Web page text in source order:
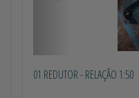
01 REDUTOR - RELAÇÃO 1:50